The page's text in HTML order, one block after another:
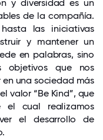
y diversidad es un
de la compañía.
las iniciativas
y mantener un
en palabras, sino
que nos
una sociedad más
valor “Be Kind”, que
el cual realizamos
el desarrollo de